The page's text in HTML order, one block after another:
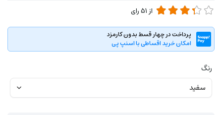
از 51رای
پرداخت در چهار قسط بدون کارمزد
امکان خرید اقساطی با اسنپ پی
رنگ